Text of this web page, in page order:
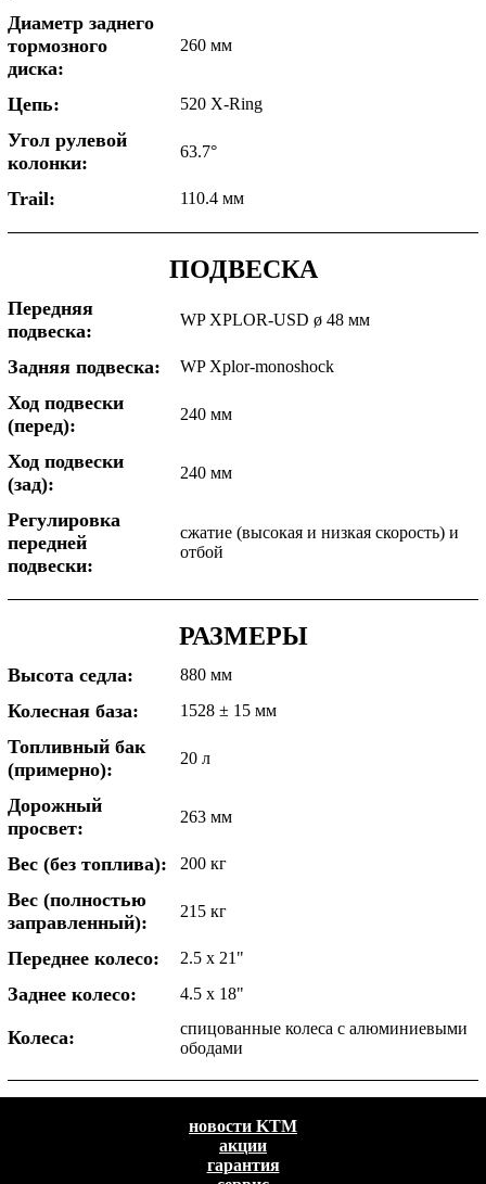
Диаметр заднего
тормозного
диска:
260 мм
Цепь: 520 X-Ring
Угол рулевой
колонки:
63.7°
Trail: 110.4 мм
ПОДВЕСКА
Передняя
подвеска:
WP XPLOR-USD ø 48 мм
Задняя подвеска: WP Xplor-monoshock
Ход подвески
(перед):
240 мм
Ход подвески
(зад):
240 мм
Регулировка
передней
подвески:
сжатие (высокая и низкая скорость) и
отбой
РАЗМЕРЫ
Высота седла: 880 мм
Колесная база: 1528 ± 15 мм
Топливный бак
(примерно):
20 л
Дорожный
просвет:
263 мм
Вес (без топлива): 200 кг
Вес (полностью
заправленный):
215 кг
Переднее колесо: 2.5 x 21"
Заднее колесо: 4.5 x 18"
Колеса:
спицованные колеса с алюминиевыми
ободами
новости KTM
акции
гарантия